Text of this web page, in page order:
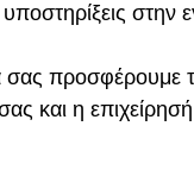
προσφέρουμε
και η